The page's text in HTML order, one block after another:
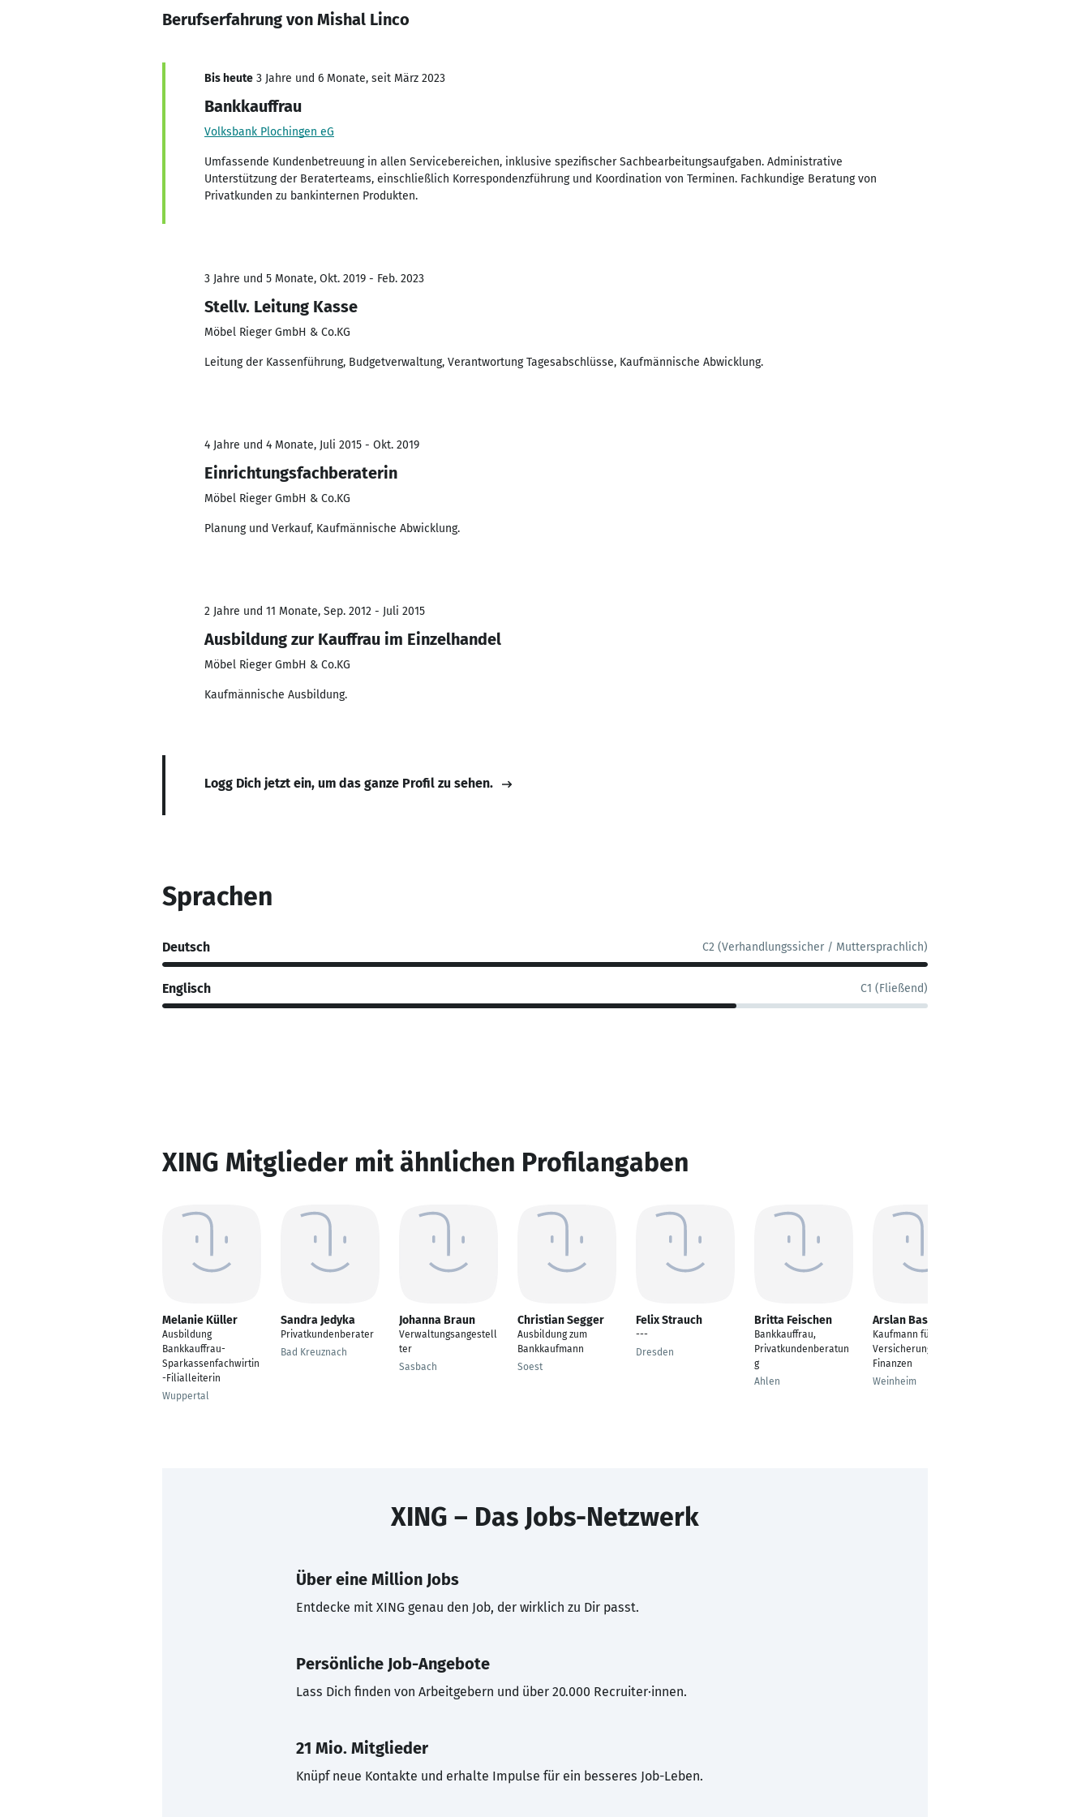
Berufserfahrung von Mishal Linco
Bis heute 3 Jahre und 6 Monate, seit März 2023
Bankkauffrau
Volksbank Plochingen eG
Umfassende Kundenbetreuung in allen Servicebereichen, inklusive spezifischer Sachbearbeitungsaufgaben. Administrative
Unterstützung der Beraterteams, einschließlich Korrespondenzführung und Koordination von Terminen. Fachkundige Beratung von
Privatkunden zu bankinternen Produkten.
3 Jahre und 5 Monate, Okt. 2019 - Feb. 2023
Stellv. Leitung Kasse
Möbel Rieger GmbH & Co.KG
Leitung der Kassenführung, Budgetverwaltung, Verantwortung Tagesabschlüsse, Kaufmännische Abwicklung.
4 Jahre und 4 Monate, Juli 2015 - Okt. 2019
Einrichtungsfachberaterin
Möbel Rieger GmbH & Co.KG
Planung und Verkauf, Kaufmännische Abwicklung.
2 Jahre und 11 Monate, Sep. 2012 - Juli 2015
Ausbildung zur Kauffrau im Einzelhandel
Möbel Rieger GmbH & Co.KG
Kaufmännische Ausbildung.
Logg Dich jetzt ein, um das ganze Profil zu sehen.
Sprachen
Deutsch C2 (Verhandlungssicher / Muttersprachlich)
Englisch C1 (Fließend)
XING Mitglieder mit ähnlichen Profilangaben
Melanie Küller
Ausbildung
Bankkauffrau-
Sparkassenfachwirtin
-Filialleiterin
Wuppertal
Sandra Jedyka
Privatkundenberater
Bad Kreuznach
Johanna Braun
Verwaltungsangestell
ter
Sasbach
Christian Segger
Ausbildung zum
Bankkaufmann
Soest
Felix Strauch
---
Dresden
Britta Feischen
Bankkauffrau,
Privatkundenberatun
g
Ahlen
Arslan Basit
Kaufmann für
Versicherung und
Finanzen
Weinheim
XING – Das Jobs-Netzwerk
Über eine Million Jobs
Entdecke mit XING genau den Job, der wirklich zu Dir passt.
Persönliche Job-Angebote
Lass Dich finden von Arbeitgebern und über 20.000 Recruiter·innen.
21 Mio. Mitglieder
Knüpf neue Kontakte und erhalte Impulse für ein besseres Job-Leben.